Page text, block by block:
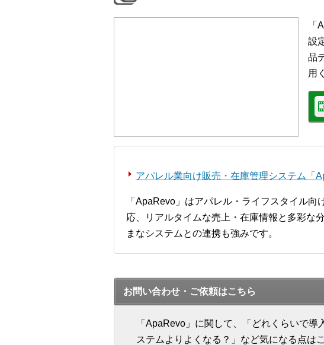
設
品
用
アパレル業向け販売・在庫管理システム「
「ApaRevo」はアパレル・ライフスタイル
応、リアルタイムな売上・在庫情報と多彩な
まなシステムとの連携も強みです。
お問い合わせ・ご依頼はこちら
「ApaRevo」に関して、「どれくらいで
ステムよりよくなる？」など気になる点は